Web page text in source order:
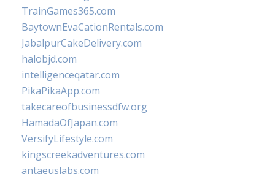
TrainGames365.com
BaytownEvaCationRentals.com
JabalpurCakeDelivery.com
halobjd.com
intelligenceqatar.com
PikaPikaApp.com
takecareofbusinessdfw.org
HamadaOfJapan.com
VersifyLifestyle.com
kingscreekadventures.com
antaeuslabs.com